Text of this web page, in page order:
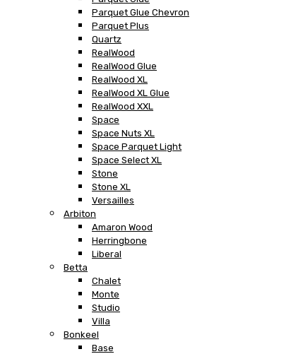
Parquet Glue Chevron
Parquet Plus
Quartz
RealWood
RealWood Glue
RealWood XL
RealWood XL Glue
RealWood XXL
Space
Space Nuts XL
Space Parquet Light
Space Select XL
Stone
Stone XL
Versailles
Arbiton
Amaron Wood
Herringbone
Liberal
Betta
Chalet
Monte
Studio
Villa
Bonkeel
Base